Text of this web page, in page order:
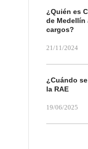
¿Quién es
de Medellín
cargos?
21/11/2024
¿Cuándo
la RAE
19/06/2025